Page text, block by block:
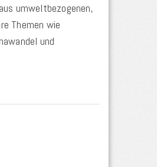
umweltbezogenen,
Themen wie
und